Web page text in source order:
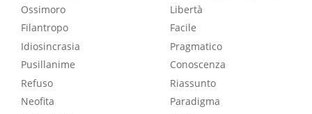
Ossimoro
Filantropo
Idiosincrasia
Pusillanime
Refuso
Neofita
Libertà
Facile
Pragmatico
Conoscenza
Riassunto
Paradigma